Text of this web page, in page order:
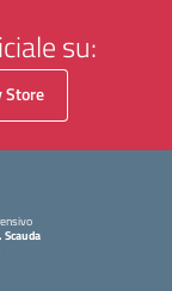
su:
Store
Scauda